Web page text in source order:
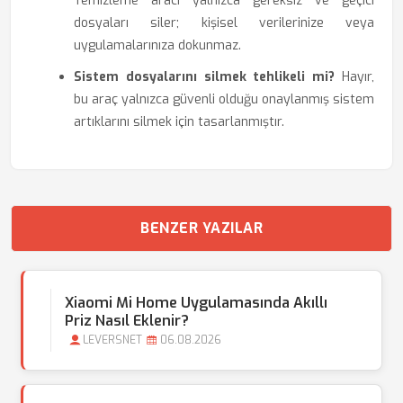
dosyaları siler; kişisel verilerinize veya
uygulamalarınıza dokunmaz.
Sistem dosyalarını silmek tehlikeli mi? Hayır,
bu araç yalnızca güvenli olduğu onaylanmış sistem
artıklarını silmek için tasarlanmıştır.
BENZER YAZILAR
Xiaomi Mi Home Uygulamasında Akıllı
Priz Nasıl Eklenir?
LEVERSNET 06.08.2026